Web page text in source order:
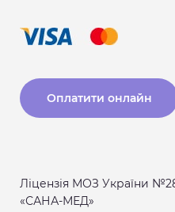
Оплатити онлайн
Ліцензія МОЗ України
«САНА-МЕД»